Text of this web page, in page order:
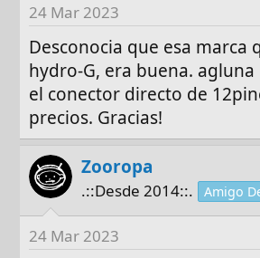
24 Mar 2023
Desconocia que esa marca
hydro-G, era buena.
el conector directo de
precios. Gracias!
Zooropa
.::Desde 2014::. Amigo
24 Mar 2023